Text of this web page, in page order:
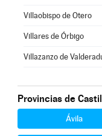
Villaobispo de Otero
Villares de Órbigo
Villazanzo de
Provincias de
Ávila